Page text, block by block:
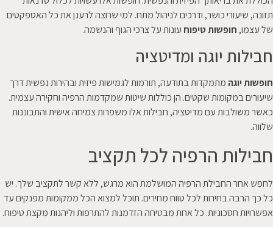
תזונה, שיעורי כושר, ודרכים לניהול מתח. למי שרוצה לרענן את כל האספקטים
של עצמו, חופשות טיפוח עונות על צרכי הגוף והנשמה.
חבילות יוגה ומדיטציה
חופשות יוגה מתמקדות בתודעה, תורמות לגמישות פיזית ובהירות נפשית דרך
שיעורים במקומות שקטים. הן כוללות שיטות שמקדמות הרפיה וחקירה עצמית.
כאשר משולבות עם מדיטציה, חבילות אלו משפרות צמיחה אישית והתבוננות
שלווה.
חבילות הרפיה לכל תקציב
לחפש אחר החבילת הרפיה המושלמת הוא מרגש, ללא קשר לתקציב שלך. יש
כל כך הרבה בחירות לכל טווח מחירים. תוכל למצוא הכל ממקומות מפנקים עד
אפשרויות חסכוניות. כל אחת מבטיחה הזדמנות להתרפות וליהנות מקצת טיפוח.